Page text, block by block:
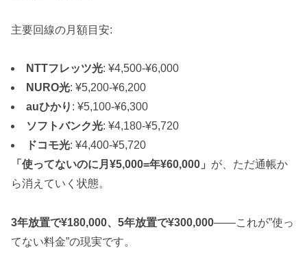
主要回線の月額目安:
NTTフレッツ光: ¥4,500-¥6,000
NURO光: ¥5,200-¥6,200
auひかり : ¥5,100-¥6,300
ソフトバンク光: ¥4,180-¥5,720
ドコモ光: ¥4,400-¥5,720
「使ってないのに月¥5,000=年¥60,000」 が、ただ通帳か
ら消えていく状態。
3年放置で¥180,000、5年放置で¥300,000——これが”使っ
てない料金”の現実です。